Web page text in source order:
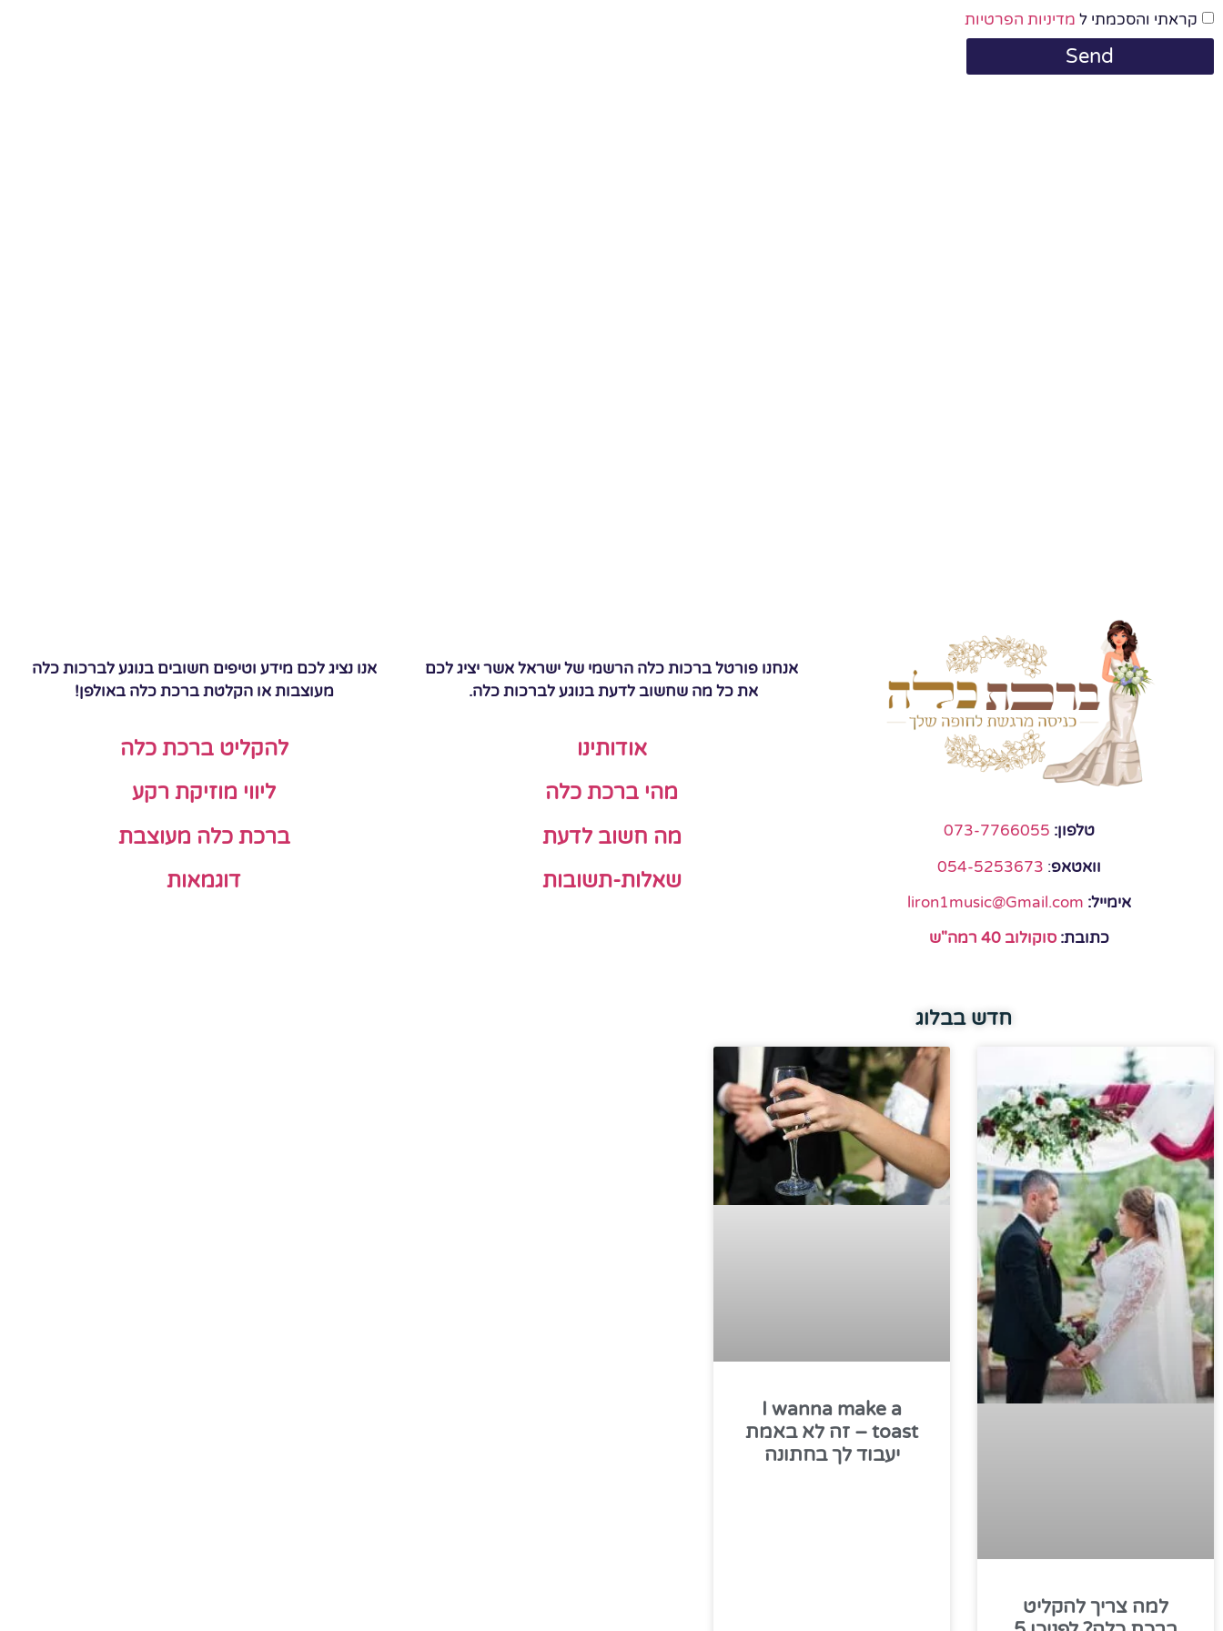
קראתי והסכמתי ל מדיניות הפרטיות
Send
טלפון: 073-7766055
וואטאפ:
054-5253673
אימייל: liron1music@Gmail.com
כתובת: סוקולוב 40 רמה"ש
אנחנו פורטל ברכות כלה הרשמי של ישראל אשר יציג לכם
את כל מה שחשוב לדעת בנוגע לברכות כלה.
אודותינו
מהי ברכת כלה
מה חשוב לדעת
שאלות-תשובות
אנו נציג לכם מידע וטיפים חשובים בנוגע לברכות כלה
מעוצבות או הקלטת ברכת כלה באולפן!
להקליט ברכת כלה
ליווי מוזיקת רקע
ברכת כלה מעוצבת
דוגמאות
חדש בבלוג
למה צריך להקליט
I wanna make a
toast – זה לא באמת
יעבוד לך בחתונה